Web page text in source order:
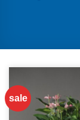
sale